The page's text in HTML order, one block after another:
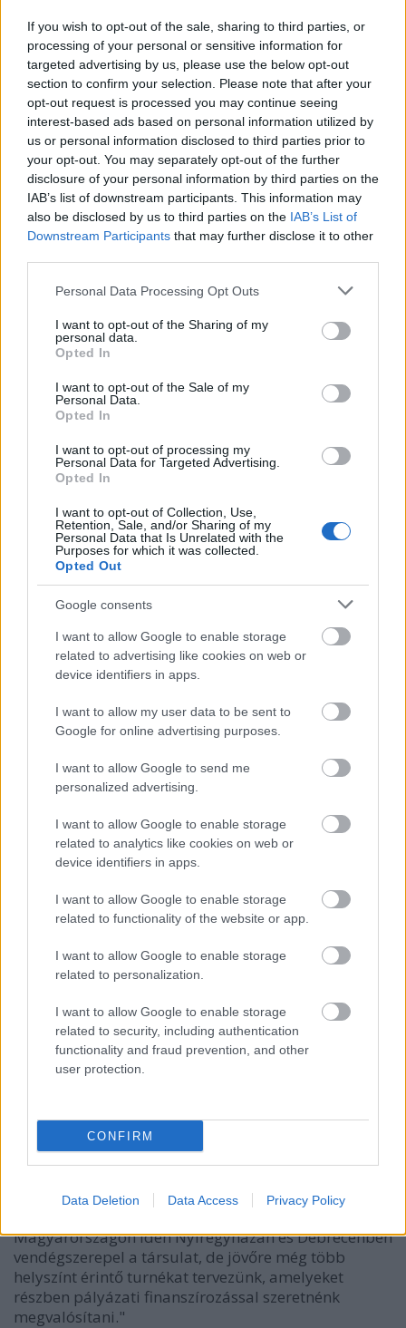
If you wish to opt-out of the sale, sharing to third parties, or
processing of your personal or sensitive information for
targeted advertising by us, please use the below opt-out
section to confirm your selection. Please note that after your
opt-out request is processed you may continue seeing
interest-based ads based on personal information utilized by
us or personal information disclosed to third parties prior to
your opt-out. You may separately opt-out of the further
disclosure of your personal information by third parties on the
IAB’s list of downstream participants. This information may
also be disclosed by us to third parties on the IAB’s List of
Downstream Participants that may further disclose it to other
Please note that this website/app uses one or more Google
not limited to your visit or usage behaviour. You may click to
grant or deny consent to Google and its third-party tags to
use your data for below specified purposes in below Google
consent section.
Personal Data Processing Opt Outs
I want to opt-out of the Sharing of my
personal data.
Opted In
I want to opt-out of the Sale of my
Personal Data.
Opted In
I want to opt-out of processing my
Personal Data for Targeted Advertising.
Opted In
I want to opt-out of Collection, Use,
Retention, Sale, and/or Sharing of my
Personal Data that Is Unrelated with the
Purposes for which it was collected.
Opted Out
Google consents
I want to allow Google to enable storage
related to advertising like cookies on web or
device identifiers in apps.
I want to allow my user data to be sent to
Google for online advertising purposes.
I want to allow Google to send me
personalized advertising.
I want to allow Google to enable storage
related to analytics like cookies on web or
device identifiers in apps.
I want to allow Google to enable storage
related to functionality of the website or app.
I want to allow Google to enable storage
related to personalization.
I want to allow Google to enable storage
related to security, including authentication
functionality and fraud prevention, and other
user protection.
CONFIRM
Data Deletion Data Access Privacy Policy
szakaszait, illetve betekintést engedve a kulisszák
mögötti történésekbe is.
Szilárd,dramaturgjaBessenyei Gedő István
társulatigazgató, díszlet- és jelmeztervezője
munkáját dicsérik. Az előadás társrendezője
Tasnádi Csaba, szereplői:Rappert-Vencz Gábor,
Nagy Anikó/László Zita, Tóth-Páll
Miklós/Koblicska Kálmán, Bessenyei István,
Marosszéki Tamás/Varga Norbert, Péter Attila
Zsolt/Gulácsi Tamás, Poszet Nándor, Varga
Sándor. A produkció zenei vezetőjeKazár Pál.
A társulat ebben a hónapban még egy
magyarországi helyszínen, Debrecenben is
vendégszerepel aRokonokcímű előadással. A
tervezett vendégjátékokkal kapcsolatban
tartjuk, hogy a határ mindkét oldalán
megismertessük munkánkat a közönséggel. Az idei
évadban már több belföldi turnén és kiszálláson túl
Kézdivásárhelyen, Gyergyószentmiklóson,
Magyarországon idén Nyíregyházán és Debrecenben
vendégszerepel a társulat, de jövőre még több
helyszínt érintő turnékat tervezünk, amelyeket
részben pályázati finanszírozással szeretnénk
megvalósítani."